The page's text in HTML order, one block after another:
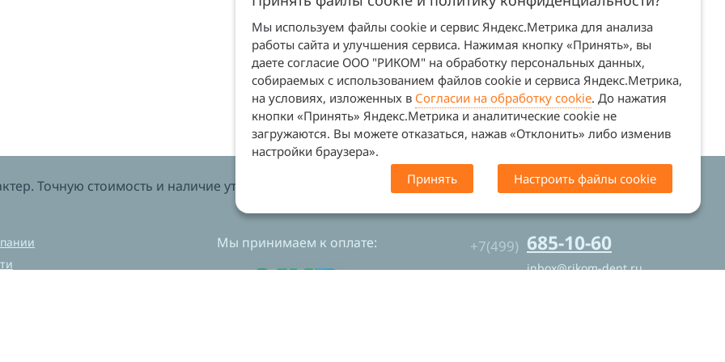
Точную стоимость и наличие уточняйте у менеджеров. Сайт не является офертой (ст. 437 ГК
Мы принимаем к оплате: +7(499) 685-10-60
inbox@rikom-dent.ru
Мы используем файлы cookie и сервис Яндекс.Метрика для анализа
работы сайта и улучшения сервиса. Нажимая кнопку «Принять», вы
даете согласие ООО "РИКОМ" на обработку персональных данных,
собираемых с использованием файлов cookie и сервиса Яндекс.Метрика,
на условиях, изложенных в Согласии на обработку cookie. До нажатия
кнопки «Принять» Яндекс.Метрика и аналитические cookie не
загружаются. Вы можете отказаться, нажав «Отклонить» либо изменив
настройки браузера».
Принять
Настроить файлы cookie